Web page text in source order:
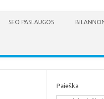
SEO PASLAUGOS
Paieška